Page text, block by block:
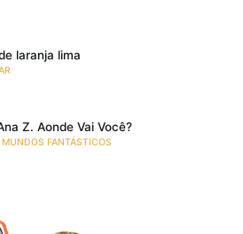
laranja lima
Z. Aonde Vai Você?
FANTÁSTICOS